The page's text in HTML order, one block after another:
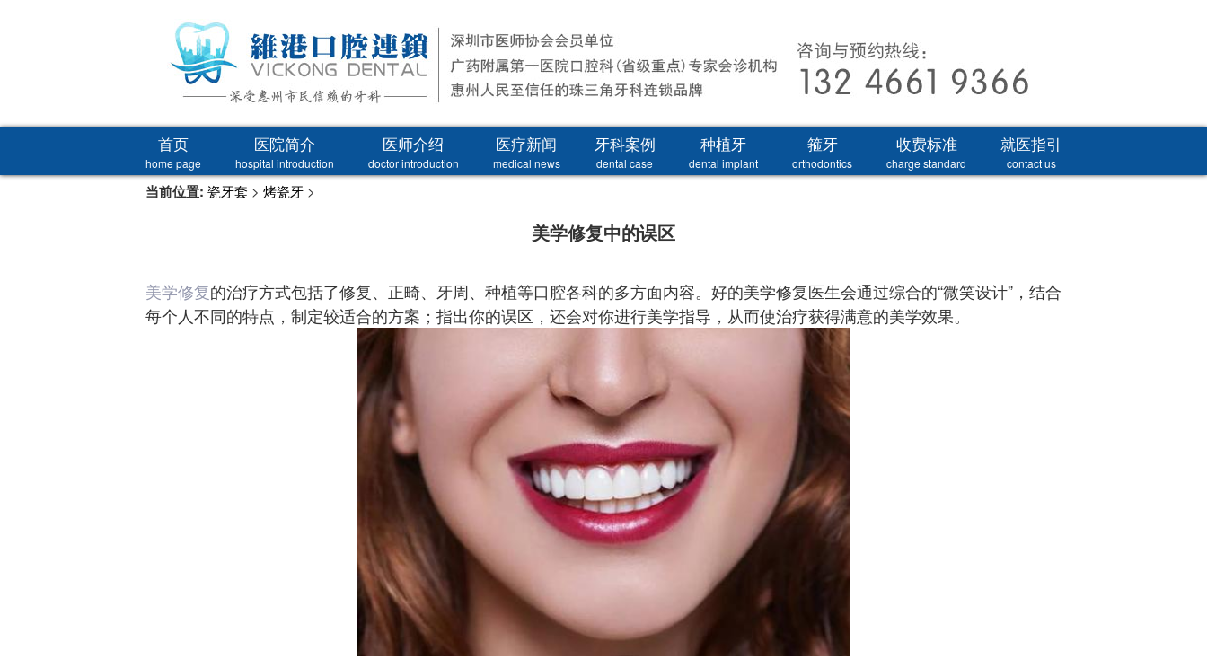
首页
home page
医院简介
hospital introduction
医师介绍
doctor introduction
医疗新闻
medical news
牙科案例
dental case
种植牙
dental implant
箍牙
orthodontics
收费标准
charge standard
就医指引
contact us
当前位置: 瓷牙套 > 烤瓷牙 >
美学修复中的误区
美学修复的治疗方式包括了修复、正畸、牙周、种植等口腔各科的多方面内容。好的美学修复医生会通过综合的“微笑设计”，结合
每个人不同的特点，制定较适合的方案；指出你的误区，还会对你进行美学指导，从而使治疗获得满意的美学效果。